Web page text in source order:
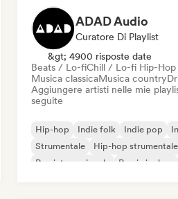
ADAD Audio
Curatore Di Playlist
&gt; 4900 risposte date
Beats / Lo-fiChill / Lo-fi Hip-Hop
Musica classicaMusica country
Aggiungere artisti nelle mie
seguite
Hip-hop Indie folk Indie pop
Strumentale
Hip-hop strumentale
Rap internazionale
Rap in inglese